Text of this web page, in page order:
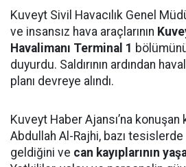
Kuveyt Sivil Havacılık Genel
ve insansız hava araçlarının
Havalimanı Terminal 1
duyurdu. Saldırının ardından
planı devreye alındı.
Kuveyt Haber Ajansı’na
Abdullah Al-Rajhi, bazı tesislerde
geldiğini ve can kayıplarının